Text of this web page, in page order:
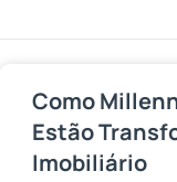
Como
Estão
Imobiliário